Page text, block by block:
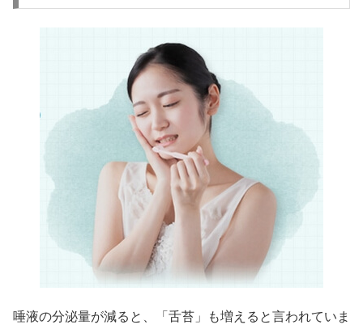
唾液の分泌量が減ると、「舌苔」も増えると言われていま